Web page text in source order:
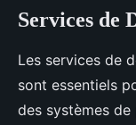
Services de
Les services de
sont essentiels
des systèmes de